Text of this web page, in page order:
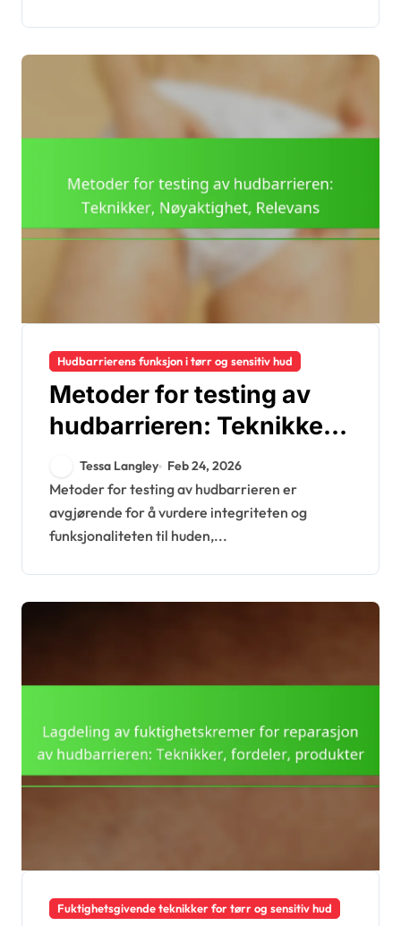
Hudbarrierens funksjon i tørr og sensitiv hud
Metoder for testing av
hudbarrieren: Teknikker,
Nøyaktighet, Relevans
Tessa Langley Feb 24, 2026
Metoder for testing av hudbarrieren er
avgjørende for å vurdere integriteten og
funksjonaliteten til huden,...
Fuktighetsgivende teknikker for tørr og sensitiv hud